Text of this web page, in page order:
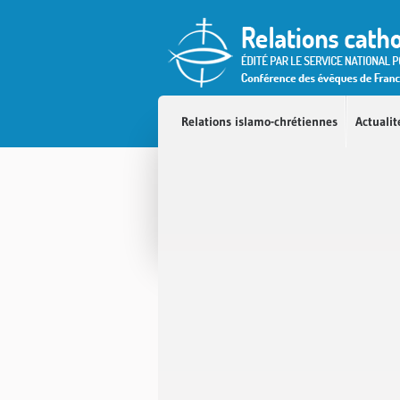
Service
Relations islamo-chrétiennes